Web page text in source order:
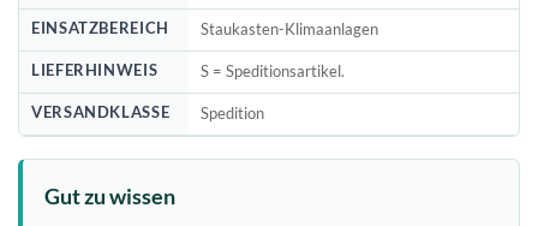
EINSATZBEREICH Staukasten-Klimaanlagen
LIEFERHINWEIS S = Speditionsartikel.
VERSANDKLASSE Spedition
Gut zu wissen